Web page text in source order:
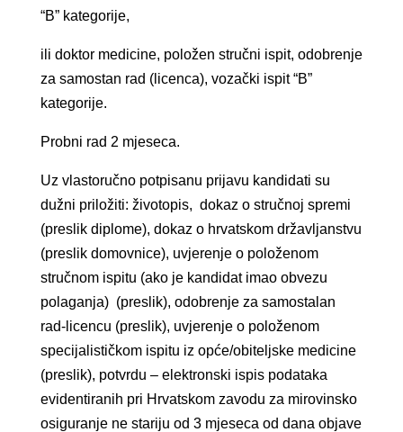
“B” kategorije,
ili doktor medicine, položen stručni ispit, odobrenje
za samostan rad (licenca), vozački ispit “B”
kategorije.
Probni rad 2 mjeseca.
Uz vlastoručno potpisanu prijavu kandidati su
dužni priložiti: životopis, dokaz o stručnoj spremi
(preslik diplome), dokaz o hrvatskom državljanstvu
(preslik domovnice), uvjerenje o položenom
stručnom ispitu (ako je kandidat imao obvezu
polaganja) (preslik), odobrenje za samostalan
rad-licencu (preslik), uvjerenje o položenom
specijalističkom ispitu iz opće/obiteljske medicine
(preslik), potvrdu – elektronski ispis podataka
evidentiranih pri Hrvatskom zavodu za mirovinsko
osiguranje ne stariju od 3 mjeseca od dana objave